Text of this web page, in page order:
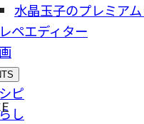
水晶玉子のプレミア
ペエディター
ピ
し